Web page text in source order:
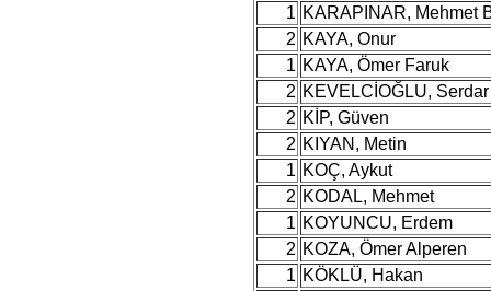
1 KARAPINAR, Mehmet
2 KAYA, Onur
1 KAYA, Ömer Faruk
2 KEVELCİOĞLU, Serdar
2 KİP, Güven
2 KIYAN, Metin
1 KOÇ, Aykut
2 KODAL, Mehmet
1 KOYUNCU, Erdem
2 KOZA, Ömer Alperen
1 KÖKLÜ, Hakan